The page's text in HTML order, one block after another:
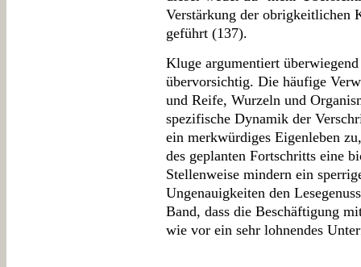
Verstärkung der obrigkeitlichen
geführt (137).
Kluge argumentiert
übervorsichtig. Die häufige
und Reife, Wurzeln und
spezifische Dynamik der
ein merkwürdiges Eigenleben
des geplanten Fortschritts eine
Stellenweise mindern ein
Ungenauigkeiten den
Band, dass die Beschäftigung
wie vor ein sehr lohnendes